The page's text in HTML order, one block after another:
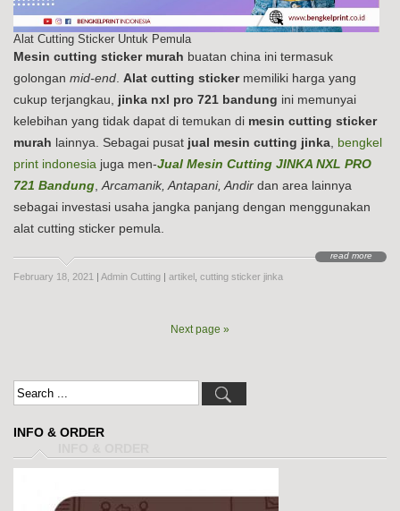
Alat Cutting Sticker Untuk Pemula
Mesin cutting sticker murah buatan china ini termasuk
golongan mid-end. Alat cutting stickermemiliki harga yang
cukup terjangkau, jinka nxl pro 721 bandung ini memunyai
kelebihan yang tidak dapat di temukan di mesin cutting sticker
murah lainnya. Sebagai pusat jual mesin cutting jinka, bengkel
print indonesia juga men-Jual Mesin Cutting JINKA NXL PRO
721 Bandung,Arcamanik, Antapani, Andir dan area lainnya
sebagai investasi usaha jangka panjang dengan menggunakan
alat cutting sticker pemula.
read more
February 18, 2021 Admin Cutting artikel cutting sticker jinka
Next page »
INFO & ORDER